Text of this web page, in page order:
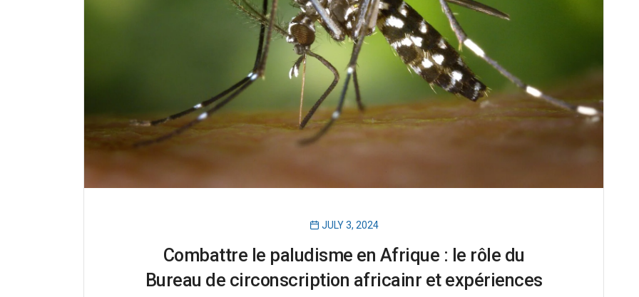
JULY 3, 2024
Combattre le paludisme en Afrique : le rôle du
Bureau de circonscription africainr et expériences